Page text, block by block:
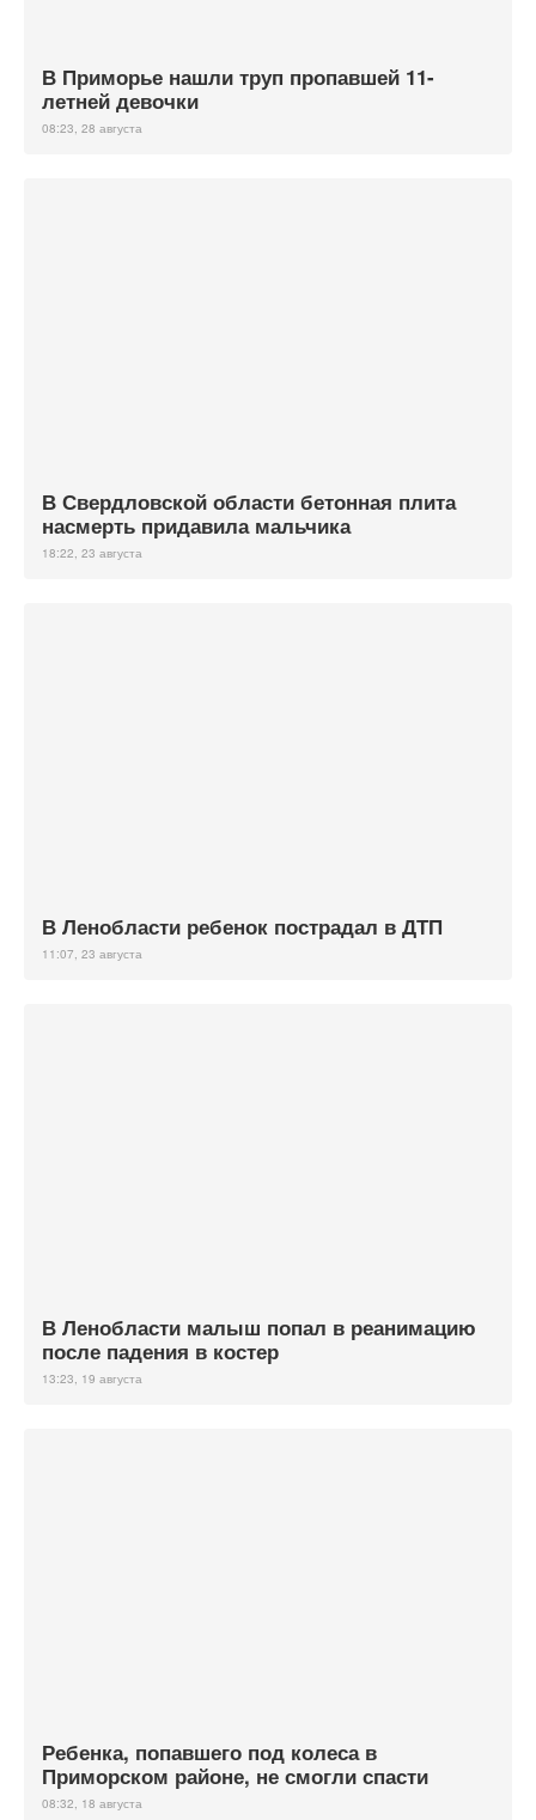
В Приморье нашли труп пропавшей 11-
летней девочки
08:23, 28 августа
В Свердловской области бетонная плита
насмерть придавила мальчика
18:22, 23 августа
В Ленобласти ребенок пострадал в ДТП
11:07, 23 августа
В Ленобласти малыш попал в реанимацию
после падения в костер
13:23, 19 августа
Ребенка, попавшего под колеса в
Приморском районе, не смогли спасти
08:32, 18 августа